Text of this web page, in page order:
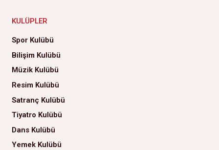
KULÜPLER
Spor Kulübü
Bilişim Kulübü
Müzik Kulübü
Resim Kulübü
Satranç Kulübü
Tiyatro Kulübü
Dans Kulübü
Yemek Kulübü